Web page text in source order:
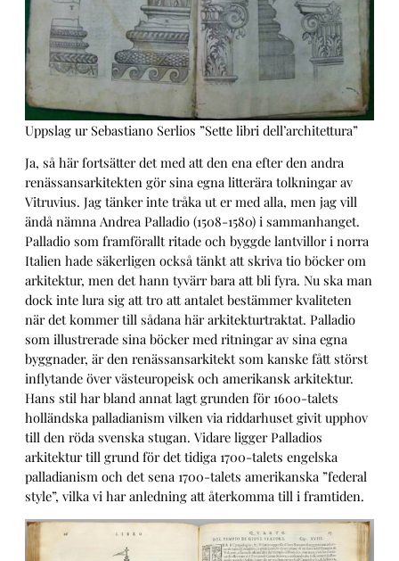
Uppslag ur Sebastiano Serlios ”Sette libri dell’architettura”
Ja, så här fortsätter det med att den ena efter den andra
renässansarkitekten gör sina egna litterära tolkningar av
Vitruvius. Jag tänker inte tråka ut er med alla, men jag vill
ändå nämna Andrea Palladio (1508-1580) i sammanhanget.
Palladio som framförallt ritade och byggde lantvillor i norra
Italien hade säkerligen också tänkt att skriva tio böcker om
arkitektur, men det hann tyvärr bara att bli fyra. Nu ska man
dock inte lura sig att tro att antalet bestämmer kvaliteten
när det kommer till sådana här arkitekturtraktat. Palladio
som illustrerade sina böcker med ritningar av sina egna
byggnader, är den renässansarkitekt som kanske fått störst
inflytande över västeuropeisk och amerikansk arkitektur.
Hans stil har bland annat lagt grunden för 1600-talets
holländska palladianism vilken via riddarhuset givit upphov
till den röda svenska stugan. Vidare ligger Palladios
arkitektur till grund för det tidiga 1700-talets engelska
palladianism och det sena 1700-talets amerikanska ”federal
style”, vilka vi har anledning att återkomma till i framtiden.